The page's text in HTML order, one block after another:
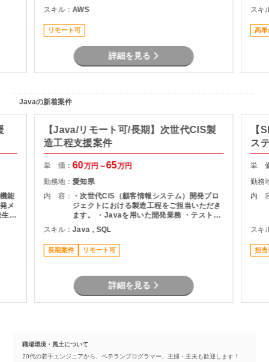
リング ・SaaSのシステム課題・障害に対す
る対策の計画と実装 ・社内NWやオンプレサ
ーバの運用保守 ・拠点のネットワーク配備担
当
スキル：AWS
リモート可
詳細を見る
スキ
高単
Javaの新着案件
能
メ
【Java/リモート可/長期】次世代CIS製
造工程支援案件
単 価：60万円～65万円
勤務地：愛知県
内 容：
・次世代CIS（顧客情報システム）開発プロ
ジェクトにおける製造工程をご担当いただき
ます。 ・Javaを用いた開発業務 ・テスト実
施（Junit） ・Oracle環境での開発 ・結合工
程を中心とした開発支援
スキル：Java , SQL
長期案件 リモート可
詳細を見る
【
ス
単
勤務
内
スキ
担当
職場環境・風土について
20代の若手エンジニアから、ベテランプログラマー、主婦・主夫も歓迎します！